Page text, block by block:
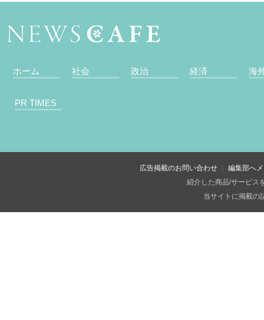
ホーム 社会 政治 経済 海
PR TIMES
広告掲載のお問い合わせ
編集部へ
紹介した商品/サービス
当サイトに掲載の